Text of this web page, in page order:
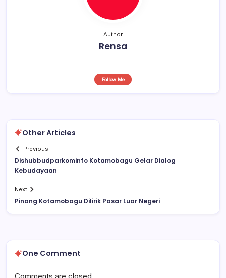
Author
Rensa
Follow Me
Other Articles
Previous
Dishubbudparkominfo Kotamobagu Gelar Dialog
Kebudayaan
Next
Pinang Kotamobagu Dilirik Pasar Luar Negeri
One Comment